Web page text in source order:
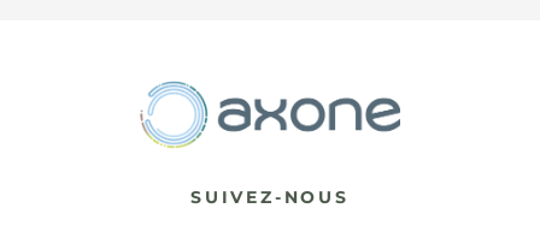
SUIVEZ-NOUS